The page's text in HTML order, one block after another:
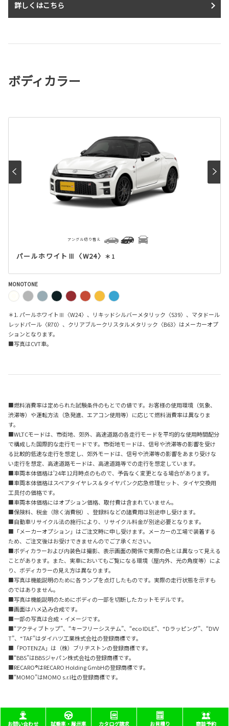
詳しくはこちら
ボディカラー
パールホワイトⅢ〈W24〉 ＊1
アングル切り替え
MONOTONE
＊1. パールホワイトⅢ〈W24〉、リキッドシルバーメタリック〈S39〉、マタドール
レッドパール〈R70〉、クリアブルークリスタルメタリック〈B63〉はメーカーオプ
ションとなります。
■写真はCVT車。
■燃料消費率は定められた試験条件のもとでの値です。お客様の使用環境（気象、
渋滞等）や運転方法（急発進、エアコン使用等）に応じて燃料消費率は異なりま
す。
■WLTCモードは、市街地、郊外、高速道路の各走行モードを平均的な使用時間配分
で構成した国際的な走行モードです。市街地モードは、信号や渋滞等の影響を受け
る比較的低速な走行を想定し、郊外モードは、信号や渋滞等の影響をあまり受けな
い走行を想定、高速道路モードは、高速道路等での走行を想定しています。
■車両本体価格は'24年12月時点のもので、予告なく変更となる場合があります。
■車両本体価格はスペアタイヤレス＆タイヤパンク応急修理セット、タイヤ交換用
工具付の価格です。
■車両本体価格にはオプション価格、取付費は含まれていません。
■保険料、税金（除く消費税）、登録料などの諸費用は別途申し受けます。
■自動車リサイクル法の施行により、リサイクル料金が別途必要となります。
■「メーカーオプション」はご注文時に申し受けます。メーカーの工場で装着する
ため、ご注文後はお受けできませんのでご了承ください。
■ボディカラーおよび内装色は撮影、表示画面の関係で実際の色とは異なって見える
ことがあります。また、実車においてもご覧になる環境（屋内外、光の角度等）によ
り、ボディカラーの見え方は異なります。
■写真は機能説明のために各ランプを点灯したものです。実際の走行状態を示すも
のではありません。
■写真は機能説明のためにボディの一部を切断したカットモデルです。
■画面はハメ込み合成です。
■一部の写真は合成・イメージです。
■“アクティブトップ”、“キーフリーシステム”、“eco IDLE”、“Dラッピング”、“DVV
T”、“TAF”はダイハツ工業株式会社の登録商標です。
■「POTENZA」は（株）ブリヂストンの登録商標です。
■“BBS”はBBSジャパン株式会社の登録商標です。
■RECARO®はRECARO Holding GmbHの登録商標です。
■“MOMO”はMOMO s.r.l社の登録商標です。
お問い合わせ 試乗車・展示車 カタログ請求 お見積り 商談予約